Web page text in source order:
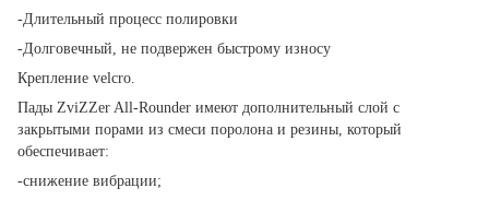
-Длительный процесс полировки
-Долговечный, не подвержен быстрому износу
Крепление velcro.
Пады ZviZZer All-Rounder имеют дополнительный слой с
закрытыми порами из смеси поролона и резины, который
обеспечивает:
-снижение вибрации;